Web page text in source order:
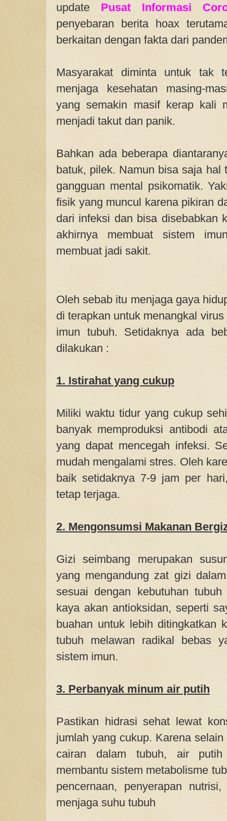
update Pusat Informasi
penyebaran berita hoax
berkaitan dengan fakta dari
Masyarakat diminta untuk tak
menjaga kesehatan masing-
yang semakin masif kerap kali
menjadi takut dan panik.
Bahkan ada beberapa
batuk, pilek. Namun bisa saja hal
gangguan mental psikomatik.
fisik yang muncul karena pikiran
dari infeksi dan bisa disebabkan
akhirnya membuat sistem
membuat jadi sakit.
Oleh sebab itu menjaga gaya
di terapkan untuk menangkal
imun tubuh. Setidaknya ada
dilakukan :
1. Istirahat yang cukup
Miliki waktu tidur yang cukup
banyak memproduksi antibodi
yang dapat mencegah infeksi.
mudah mengalami stres. Oleh
baik setidaknya 7-9 jam per
tetap terjaga.
2. Mengonsumsi Makanan
Gizi seimbang merupakan
yang mengandung zat gizi
sesuai dengan kebutuhan
kaya akan antioksidan, seperti
buahan untuk lebih ditingkatkan
tubuh melawan radikal bebas
sistem imun.
3. Perbanyak minum air putih
Pastikan hidrasi sehat lewat
jumlah yang cukup. Karena
cairan dalam tubuh, air
membantu sistem metabolisme
pencernaan, penyerapan
menjaga suhu tubuh